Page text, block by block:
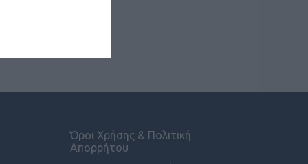
Όροι Χρήσης & Πολιτική
Απορρήτου